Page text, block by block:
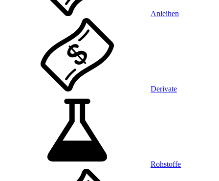
Anleihen
Derivate
Rohstoffe